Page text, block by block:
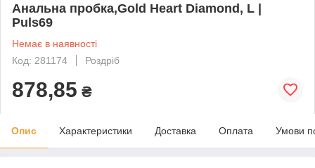
Анальна пробка,Gold Heart Diamond, L |
Puls69
Немає в наявності
Код: 281174
Роздріб
878,85 ₴
Опис Характеристики Доставка Оплата Умови